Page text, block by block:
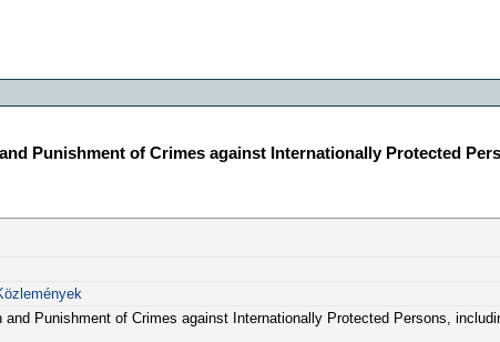
Punishment of Crimes against Internationally Protected
Punishment of Crimes against Internationally Protected Persons,